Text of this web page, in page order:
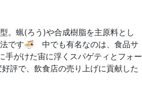
。蝋(ろう)や合成樹脂を主原料とし
です🍜 中でも有名なのは、食品サ
がけた宙に浮くスパゲティとフォー
で、飲食店の売り上げに貢献した